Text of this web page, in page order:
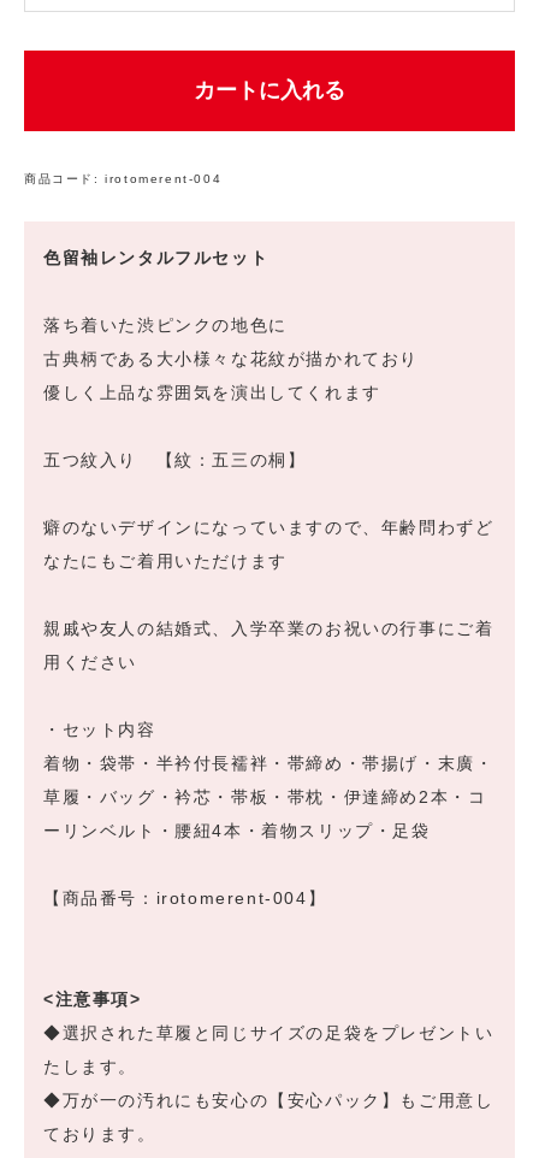
カートに入れる
商品コード:irotomerent-004
色留袖レンタルフルセット
落ち着いた渋ピンクの地色に
古典柄である大小様々な花紋が描かれており
優しく上品な雰囲気を演出してくれます
五つ紋入り 【紋：五三の桐】
癖のないデザインになっていますので、年齢問わずど
なたにもご着用いただけます
親戚や友人の結婚式、入学卒業のお祝いの行事にご着
用ください
・セット内容
着物・袋帯・半衿付長襦袢・帯締め・帯揚げ・末廣・
草履・バッグ・衿芯・帯板・帯枕・伊達締め2本・コ
ーリンベルト・腰紐4本・着物スリップ・足袋
【商品番号：irotomerent-004】
<注意事項>
◆選択された草履と同じサイズの足袋をプレゼントい
たします。
◆万が一の汚れにも安心の【安心パック】もご用意し
ております。